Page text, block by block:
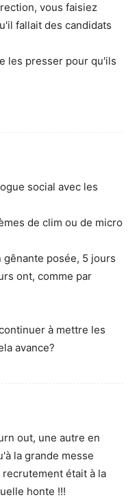
vous faisiez
fallait des candidats
les presser pour qu'ils
social avec les
de clim ou de micro
posée, 5 jours
ont, comme par
à mettre les
avance?
out, une autre en
la grande messe
était à la
honte !!!